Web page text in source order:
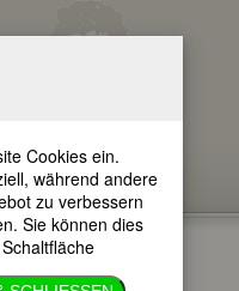
Cookies ein.
während andere
zu verbessern
Sie können dies